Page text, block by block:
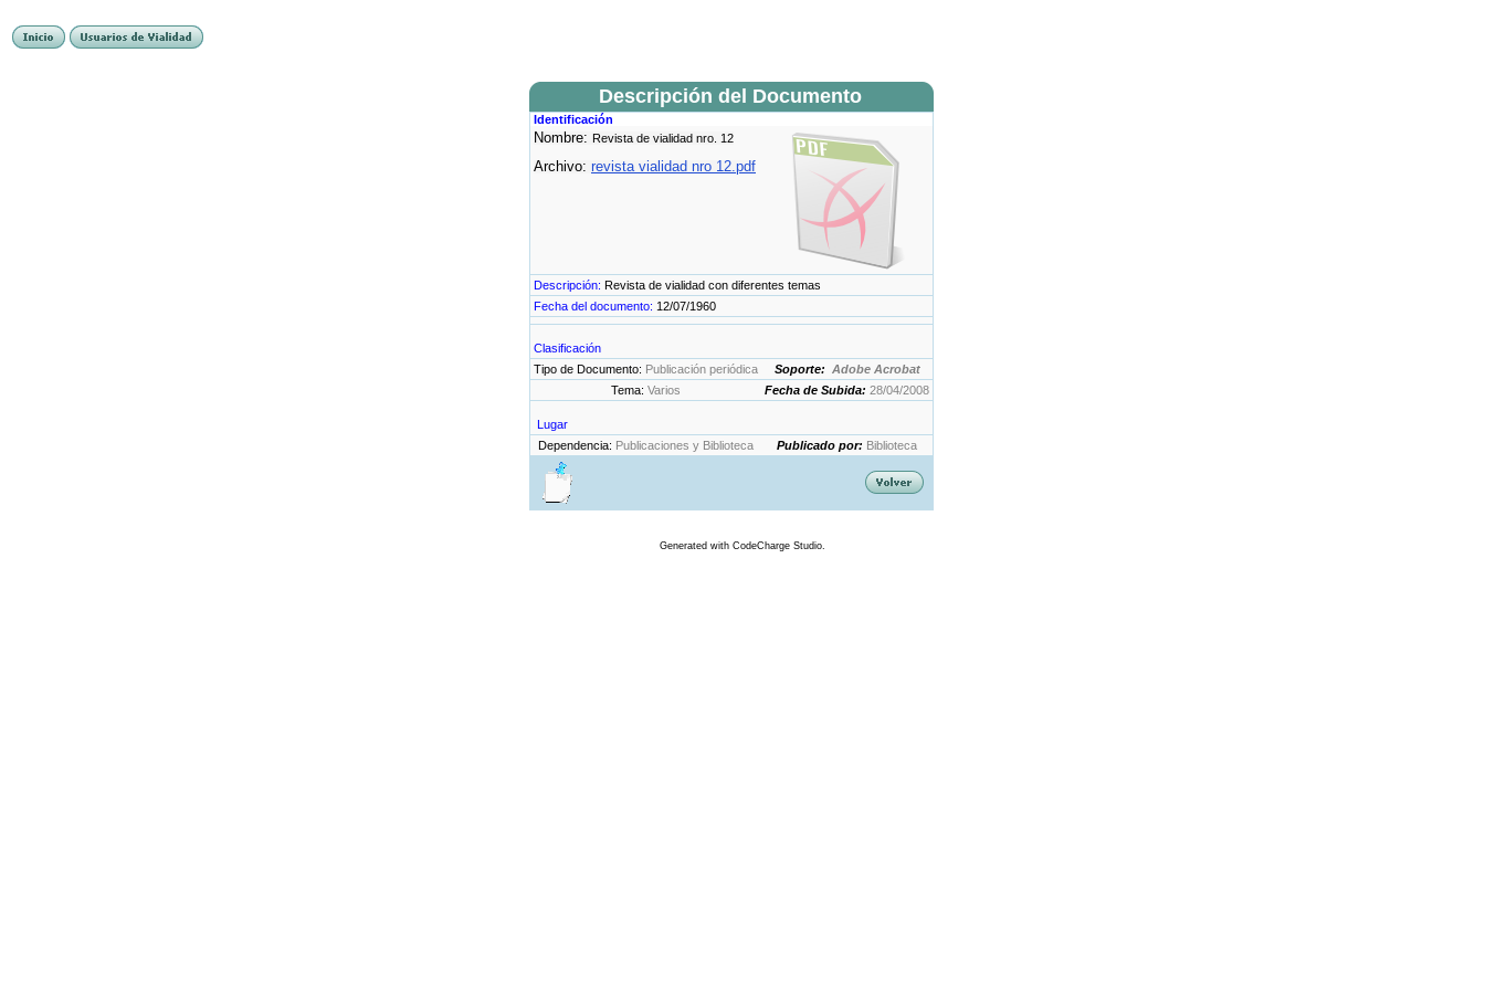
Descripción del Documento
Identificación
Nombre: Revista de vialidad nro. 12
Archivo: revista vialidad nro 12.pdf
Descripción: Revista de vialidad con diferentes temas
Fecha del documento: 12/07/1960
Clasificación
Tipo de Documento: Publicación periódica Soporte: Adobe Acrobat
Tema: Varios Fecha de Subida: 28/04/2008
Lugar
Dependencia: Publicaciones y Biblioteca Publicado por: Biblioteca
Generated with CodeCharge Studio.